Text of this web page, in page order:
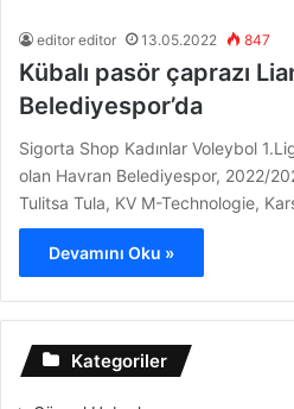
editor editor 13.05.2022 847
Kübalı pasör çaprazı
Belediyespor’da
Sigorta Shop Kadınlar Voleybol
olan Havran Belediyespor, 2022/
Tulitsa Tula, KV M-Technologie,
Devamını Oku »
Kategoriler